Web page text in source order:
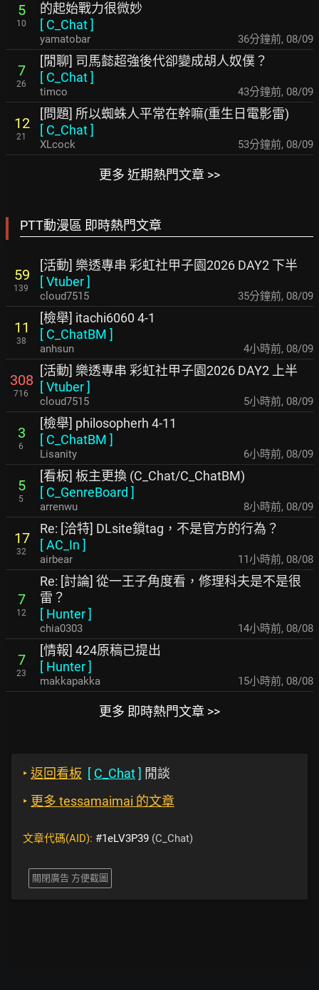
5
10
的起始戰力很微妙
[ C_Chat]
yamatobar 36分鐘前, 08/09
7
26
[閒聊] 司馬懿超強後代卻變成胡人奴僕？
[ C_Chat]
timco 43分鐘前, 08/09
12
21
[問題] 所以蜘蛛人平常在幹嘛(重生日電影雷)
[ C_Chat]
XLcock 53分鐘前, 08/09
更多 近期熱門文章 >>
PTT動漫區 即時熱門文章
59
139
[活動] 樂透專串 彩虹社甲子園2026 DAY2 下半
[Vtuber]
cloud7515 35分鐘前, 08/09
11
38
[檢舉] itachi6060 4-1
[ C_ChatBM ]
anhsun 4小時前, 08/09
308
716
[活動] 樂透專串 彩虹社甲子園2026 DAY2 上半
[Vtuber]
cloud7515 5小時前, 08/09
3
6
[檢舉] philosopherh 4-11
[ C_ChatBM ]
Lisanity 6小時前, 08/09
5
5
[看板] 板主更換 (C_Chat/C_ChatBM)
[ C_GenreBoard ]
arrenwu 8小時前, 08/09
17
32
Re: [洽特] DLsite鎖tag，不是官方的行為？
[AC_In ]
airbear 11小時前, 08/08
7
12
Re: [討論] 從一王子角度看，修理科夫是不是很
雷？
[ Hunter]
chia0303 14小時前, 08/08
7
23
[情報] 424原稿已提出
[ Hunter]
makkapakka 15小時前, 08/08
更多 即時熱門文章 >>
‣ 返回看板 [ C_Chat] 閒談
‣ 更多 tessamaimai 的文章
文章代碼(AID): #1eLV3P39 (C_Chat)
關閉廣告 方便截圖